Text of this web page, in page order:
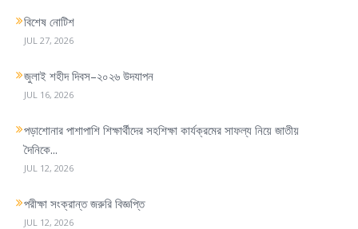
o
n
বিশেষ নোটিশ
JUL 27, 2026
জুলাই শহীদ দিবস–২০২৬ উদযাপন
JUL 16, 2026
পড়াশোনার পাশাপাশি শিক্ষার্থীদের সহশিক্ষা কার্যক্রমের সাফল্য নিয়ে জাতীয়
দৈনিকে...
JUL 12, 2026
পরীক্ষা সংক্রান্ত জরুরি বিজ্ঞপ্তি
JUL 12, 2026